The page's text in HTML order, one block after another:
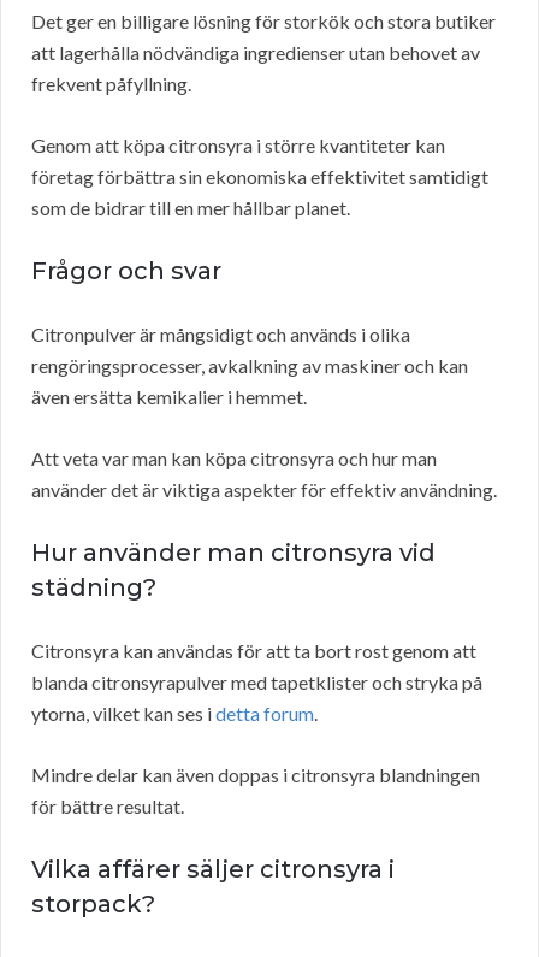
Det ger en billigare lösning för storkök och stora butiker
att lagerhålla nödvändiga ingredienser utan behovet av
frekvent påfyllning.
Genom att köpa citronsyra i större kvantiteter kan
företag förbättra sin ekonomiska effektivitet samtidigt
som de bidrar till en mer hållbar planet.
Frågor och svar
Citronpulver är mångsidigt och används i olika
rengöringsprocesser, avkalkning av maskiner och kan
även ersätta kemikalier i hemmet.
Att veta var man kan köpa citronsyra och hur man
använder det är viktiga aspekter för effektiv användning.
Hur använder man citronsyra vid
städning?
Citronsyra kan användas för att ta bort rost genom att
blanda citronsyrapulver med tapetklister och stryka på
ytorna, vilket kan ses idetta forum.
Mindre delar kan även doppas i citronsyra blandningen
för bättre resultat.
Vilka affärer säljer citronsyra i
storpack?